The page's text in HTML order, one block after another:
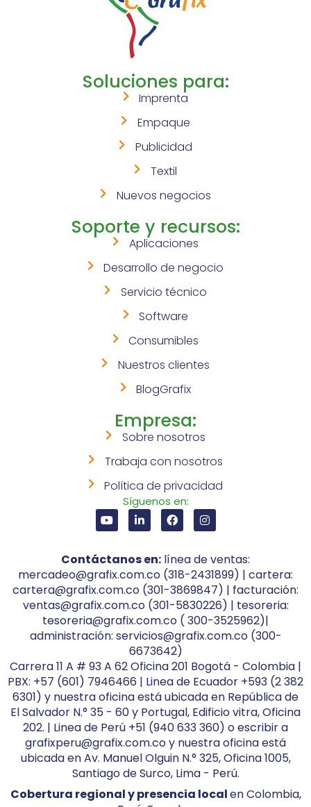
Soluciones para:
Imprenta
Empaque
Publicidad
Textil
Nuevos negocios
Soporte y recursos:
Aplicaciones
Desarrollo de negocio
Servicio técnico
Software
Consumibles
Nuestros clientes
BlogGrafix
Empresa:
Sobre nosotros
Trabaja con nosotros
Política de privacidad
Síguenos en:
Contáctanos en: línea de ventas:
mercadeo@grafix.com.co (318-2431899) | cartera:
cartera@grafix.com.co (301-3869847) | facturación:
ventas@grafix.com.co (301-5830226) | tesoreria:
tesoreria@grafix.com.co ( 300-3525962)|
administración: servicios@grafix.com.co (300-
6673642)
Carrera 11 A # 93 A 62 Oficina 201 Bogotá - Colombia |
PBX: +57 (601) 7946466 | Linea de Ecuador +593 (2 382
6301) y nuestra oficina está ubicada en República de
El Salvador N.° 35 - 60 y Portugal, Edificio vitra, Oficina
202. | Linea de Perú +51 (940 633 360) o escribir a
grafixperu@grafix.com.co y nuestra oficina está
ubicada en Av. Manuel Olguin N.° 325, Oficina 1005,
Santiago de Surco, Lima - Perú.
Cobertura regional y presencia localen Colombia,